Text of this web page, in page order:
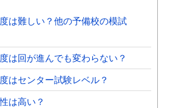
は難しい？他の予備校の模試
は回が進んでも変わらない？
はセンター試験レベル？
は高い？